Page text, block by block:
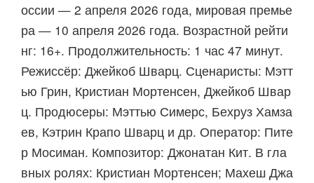
оссии — 2 апреля 2026 года, мировая премье
ра — 10 апреля 2026 года. Возрастной рейти
нг: 16+. Продолжительность: 1 час 47 минут.
Режиссёр: Джейкоб Шварц. Сценаристы: Мэтт
ью Грин, Кристиан Мортенсен, Джейкоб Швар
ц. Продюсеры: Мэттью Симерс, Бехруз Хамза
ев, Кэтрин Крапо Шварц и др. Оператор: Пите
р Мосиман. Композитор: Джонатан Кит. В гла
вных ролях: Кристиан Мортенсен; Махеш Джа